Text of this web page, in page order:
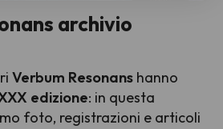
archivio
Verbum Resonans hanno
edizione: in questa
foto, registrazioni e articoli